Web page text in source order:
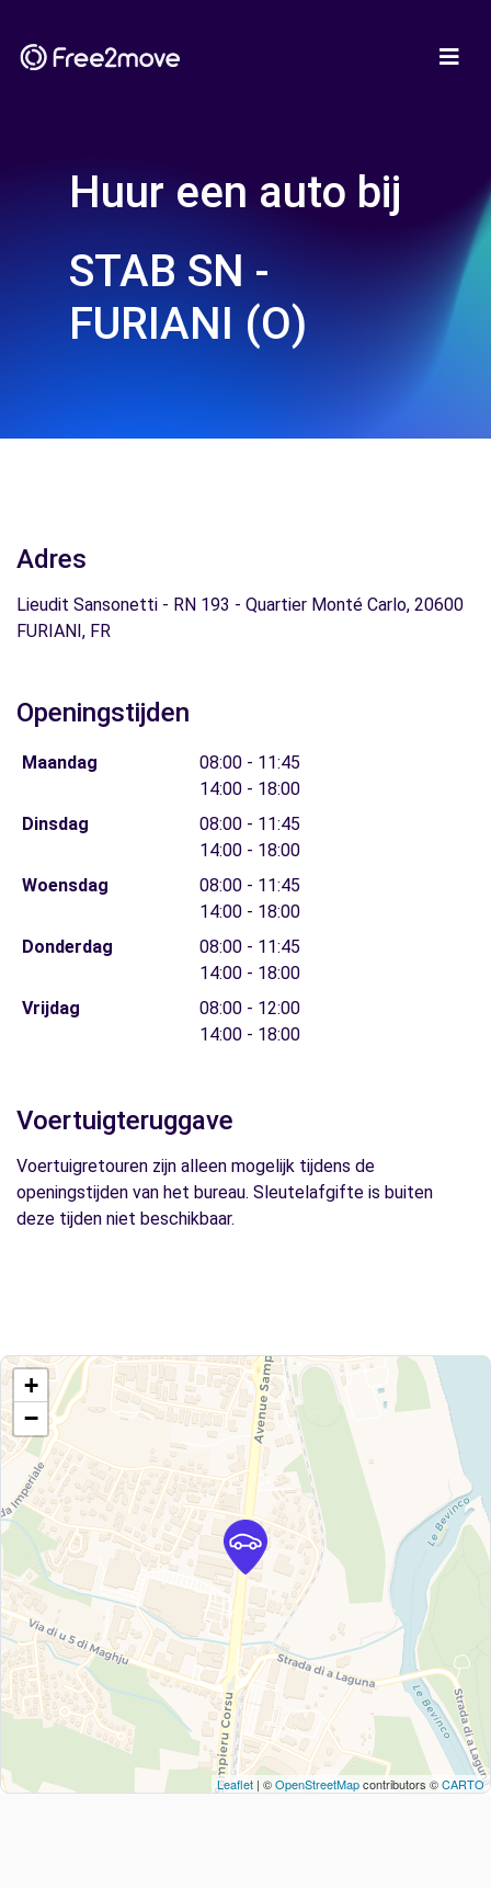
Huur een auto bij
STAB SN -
FURIANI (O)
Adres
Lieudit Sansonetti - RN 193 - Quartier Monté Carlo, 20600
FURIANI, FR
Openingstijden
Maandag
08:00 - 11:45
14:00 - 18:00
Dinsdag
08:00 - 11:45
14:00 - 18:00
Woensdag
08:00 - 11:45
14:00 - 18:00
Donderdag
08:00 - 11:45
14:00 - 18:00
Vrijdag
08:00 - 12:00
14:00 - 18:00
Voertuigteruggave
Voertuigretouren zijn alleen mogelijk tijdens de
openingstijden van het bureau. Sleutelafgifte is buiten
deze tijden niet beschikbaar.
+
−
Leaflet | ©OpenStreetMapcontributors ©CARTO